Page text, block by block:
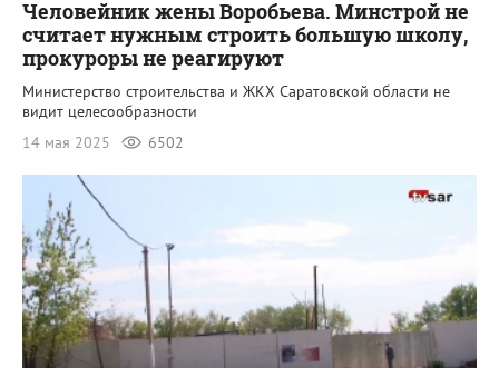
Человейник жены Воробьева. Минстрой не
считает нужным строить большую школу,
прокуроры не реагируют
Министерство строительства и ЖКХ Саратовской области не
видит целесообразности
14 мая 2025
6502